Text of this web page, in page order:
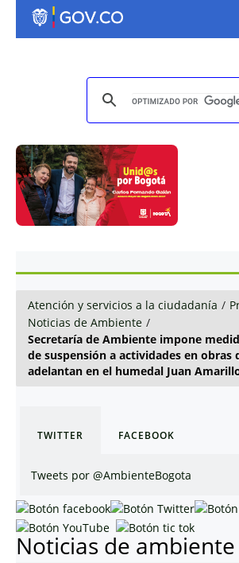
Atención y servicios a la ciudadanía /
Noticias de Ambiente /
Secretaría de Ambiente impone
de suspensión a actividades en obras
adelantan en el humedal Juan
TWITTER FACEBOOK
Tweets por @AmbienteBogota
Noticias de ambiente